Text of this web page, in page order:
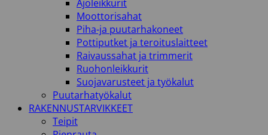
Ajoleikkurit
Moottorisahat
Piha-ja puutarhakoneet
Pottiputket ja teroituslaitteet
Raivaussahat ja trimmerit
Ruohonleikkurit
Suojavarusteet ja työkalut
Puutarhatyökalut
RAKENNUSTARVIKKEET
Teipit